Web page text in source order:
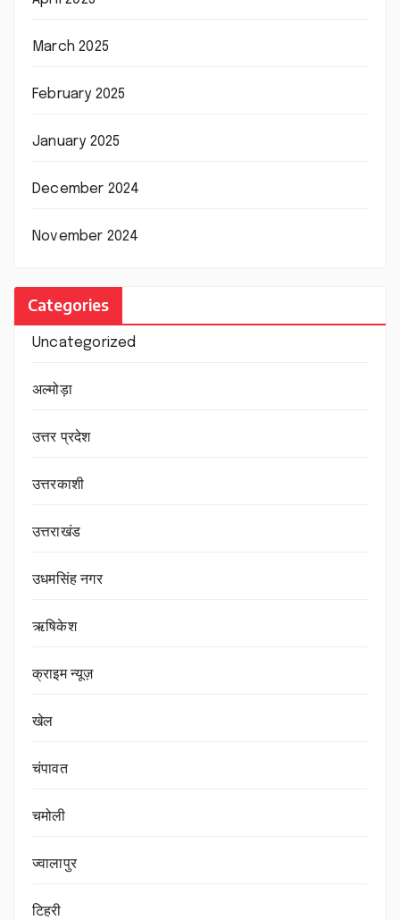
March 2025
February 2025
January 2025
December 2024
November 2024
Categories
Uncategorized
अल्मोड़ा
उत्तर प्रदेश
उत्तरकाशी
उत्तराखंड
उधमसिंह नगर
ऋषिकेश
क्राइम न्यूज़
खेल
चंपावत
चमोली
ज्वालापुर
टिहरी